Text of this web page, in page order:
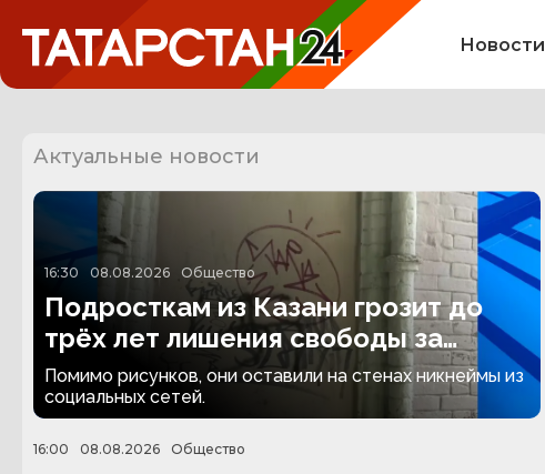
Новости
Актуальные новости
16:30 08.08.2026 Общество
Подросткам из Казани грозит до
трёх лет лишения свободы за
граффити
Помимо рисунков, они оставили на стенах никнеймы из
социальных сетей.
16:00 08.08.2026 Общество